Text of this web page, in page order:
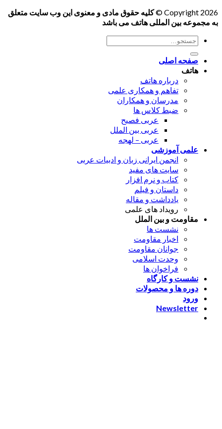
Copyright 2026 ©
کلیه حقوق مادی و معنوی این وب سایت متعلق
به مجموعه بین المللی هاتف می باشد
جستجو
برای:
صفحه اصلی
هاتف
درباره هاتف
تفاهم و همکاری علمی
مدرسان و همکاران
ضبط کلاس ها
عربی فصیح
عربی بین الملل
عربی – لهجه
علمی آموزشی
انجمن ایرانی زبان و ادبیات عربی
سایت های مفید
کتاب و نرم افزار
داستان و فیلم
یادداشت و مقاله
رویداد های علمی
مقاومت و بین الملل
نشست ها
اخبار مقاومت
جوانان مقاومت
وحدت اسلامی
فراخوان ها
نشست و کارگاه
دوره ها و محصولات
ورود
Newsletter